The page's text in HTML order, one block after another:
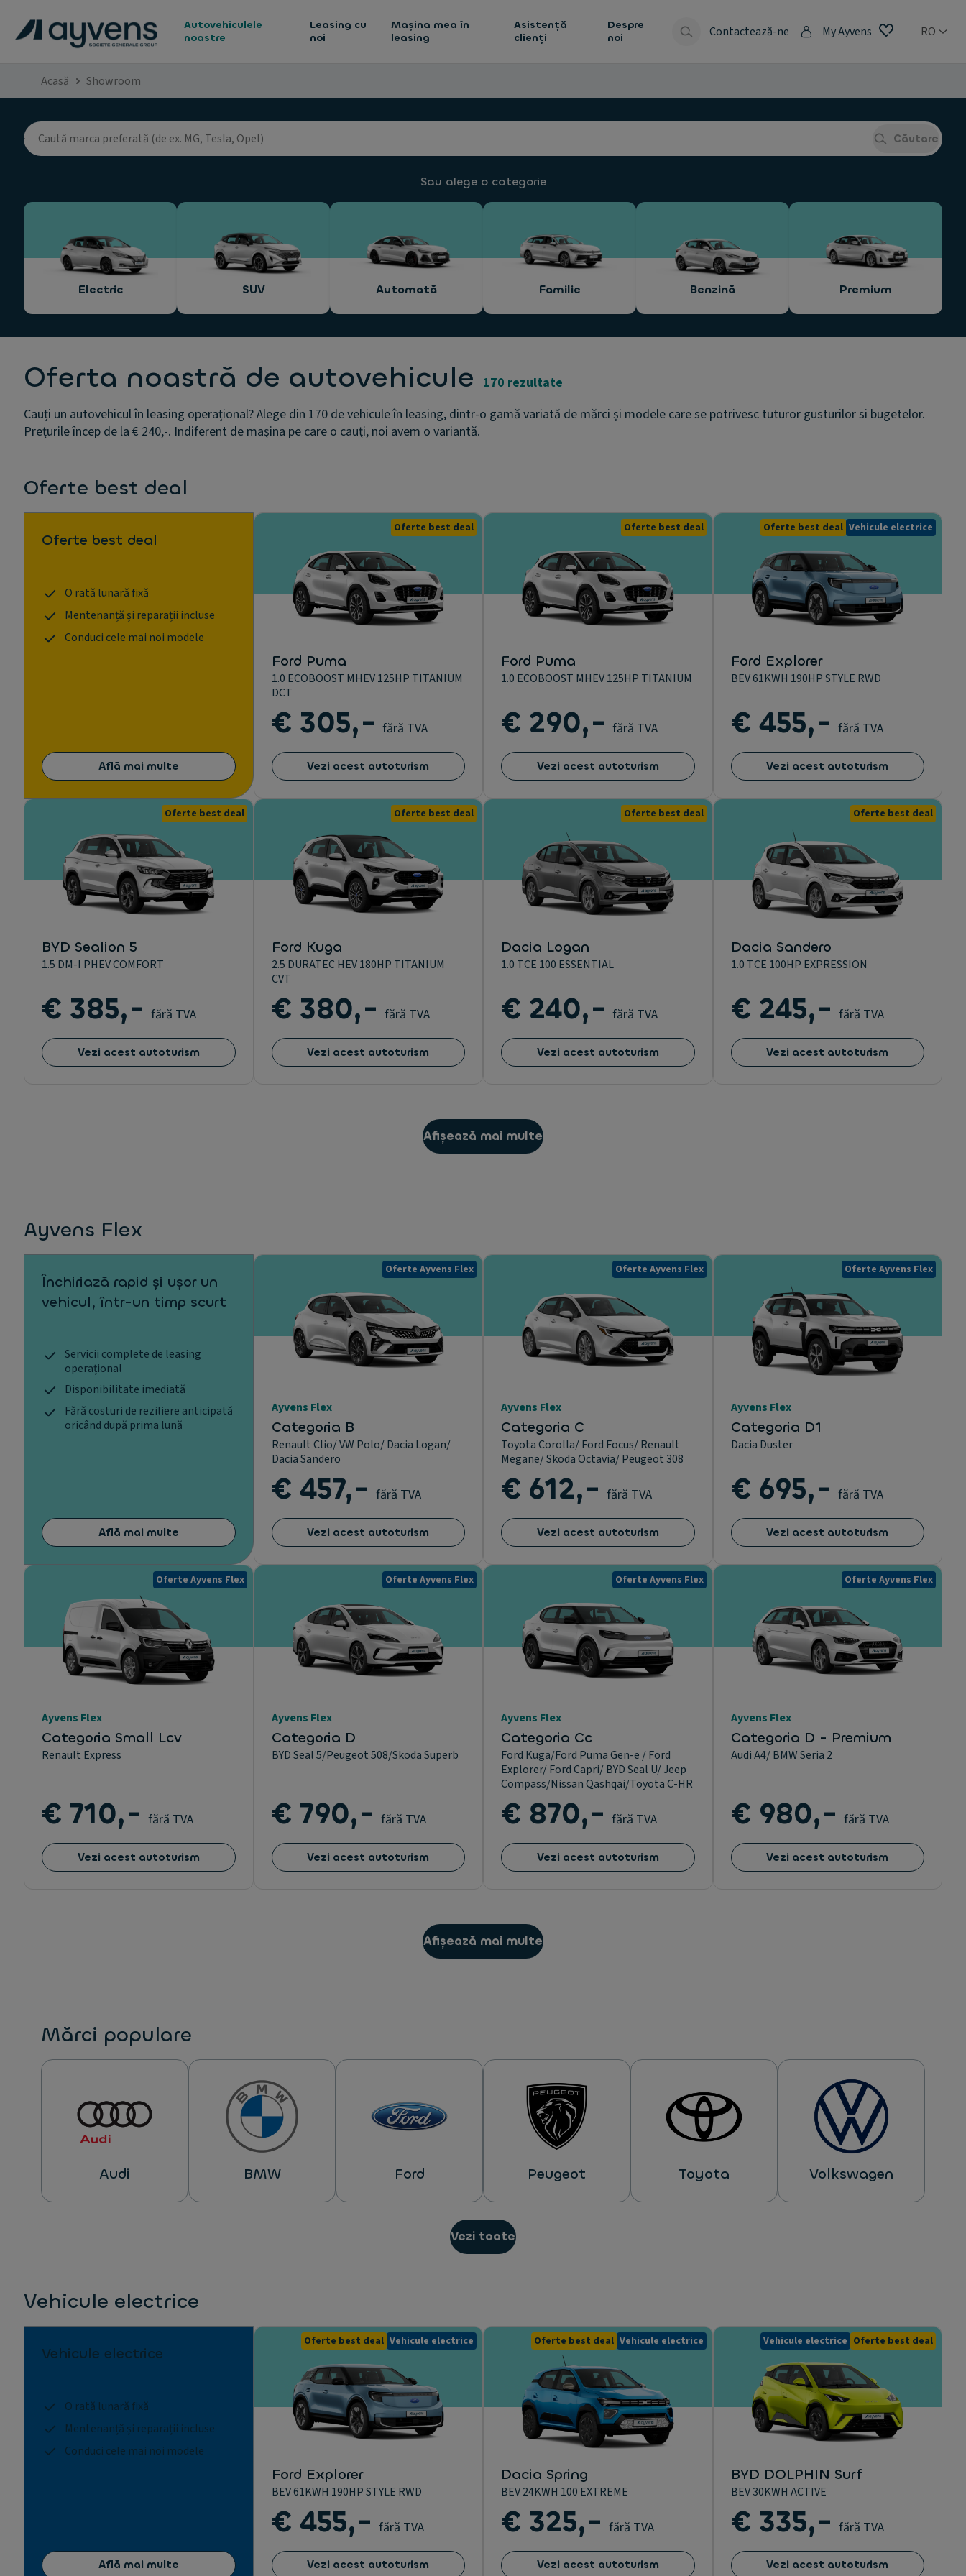
Autovehiculele
noastre
Leasing cu
noi
Mașina mea în
leasing
Asistență
clienți
Despre
noi
Contactează-ne My Ayvens RO
Acasă Showroom
Căutare
Sau alege o categorie
Electric SUV Automată Familie Benzină Premium
Oferta noastră de autovehicule 170 rezultate
Cauți un autovehicul în leasing operațional? Alege din 170 de vehicule în leasing, dintr-o gamă variată de mărci și modele care se potrivesc tuturor gusturilor si bugetelor.
Prețurile încep de la € 240,-. Indiferent de mașina pe care o cauți, noi avem o variantă.
Oferte best deal
Oferte best deal
O rată lunară fixă
Mentenanță și reparații incluse
Conduci cele mai noi modele
Află mai multe
Oferte best deal
Ford Puma
1.0 ECOBOOST MHEV 125HP TITANIUM
DCT
€ 305,- fără TVA
Vezi acest autoturism
Oferte best deal
Ford Puma
1.0 ECOBOOST MHEV 125HP TITANIUM
€ 290,- fără TVA
Vezi acest autoturism
Oferte best deal Vehicule electrice
Ford Explorer
BEV 61KWH 190HP STYLE RWD
€ 455,- fără TVA
Vezi acest autoturism
Oferte best deal
BYD Sealion 5
1.5 DM-I PHEV COMFORT
€ 385,- fără TVA
Vezi acest autoturism
Oferte best deal
Ford Kuga
2.5 DURATEC HEV 180HP TITANIUM
CVT
€ 380,- fără TVA
Vezi acest autoturism
Oferte best deal
Dacia Logan
1.0 TCE 100 ESSENTIAL
€ 240,- fără TVA
Vezi acest autoturism
Oferte best deal
Dacia Sandero
1.0 TCE 100HP EXPRESSION
€ 245,- fără TVA
Vezi acest autoturism
Afișează mai multe
Ayvens Flex
Închiriază rapid și ușor un
vehicul, într-un timp scurt
Servicii complete de leasing
operațional
Disponibilitate imediată
Fără costuri de reziliere anticipată
oricând după prima lună
Află mai multe
Oferte Ayvens Flex
Ayvens Flex
Categoria B
Renault Clio/ VW Polo/ Dacia Logan/
Dacia Sandero
€ 457,- fără TVA
Vezi acest autoturism
Oferte Ayvens Flex
Ayvens Flex
Categoria C
Toyota Corolla/ Ford Focus/ Renault
Megane/ Skoda Octavia/ Peugeot 308
€ 612,- fără TVA
Vezi acest autoturism
Oferte Ayvens Flex
Ayvens Flex
Categoria D1
Dacia Duster
€ 695,- fără TVA
Vezi acest autoturism
Oferte Ayvens Flex
Ayvens Flex
Categoria Small Lcv
Renault Express
€ 710,- fără TVA
Vezi acest autoturism
Oferte Ayvens Flex
Ayvens Flex
Categoria D
BYD Seal 5/Peugeot 508/Skoda Superb
€ 790,- fără TVA
Vezi acest autoturism
Oferte Ayvens Flex
Ayvens Flex
Categoria Cc
Ford Kuga/Ford Puma Gen-e / Ford
Explorer/ Ford Capri/ BYD Seal U/ Jeep
Compass/Nissan Qashqai/Toyota C-HR
€ 870,- fără TVA
Vezi acest autoturism
Oferte Ayvens Flex
Ayvens Flex
Categoria D - Premium
Audi A4/ BMW Seria 2
€ 980,- fără TVA
Vezi acest autoturism
Afișează mai multe
Mărci populare
Audi BMW Ford Peugeot Toyota Volkswagen
Vezi toate
Vehicule electrice
Vehicule electrice
O rată lunară fixă
Mentenanță și reparații incluse
Conduci cele mai noi modele
Află mai multe
Oferte best deal Vehicule electrice
Ford Explorer
BEV 61KWH 190HP STYLE RWD
€ 455,- fără TVA
Vezi acest autoturism
Oferte best deal Vehicule electrice
Dacia Spring
BEV 24KWH 100 EXTREME
€ 325,- fără TVA
Vezi acest autoturism
Vehicule electrice Oferte best deal
BYD DOLPHIN Surf
BEV 30KWH ACTIVE
€ 335,- fără TVA
Vezi acest autoturism